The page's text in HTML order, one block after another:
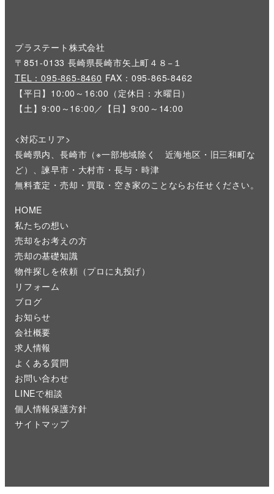
プラステート株式会社
〒851-0133 長崎県長崎市矢上町４８−１
TEL：095-865-8460 FAX：095-865-8462
【平日】10:00～16:00（定休日：水曜日）
【土】9:00～16:00／【日】9:00～14:00
<対応エリア>
長崎県内、長崎市（※一部地域除く 近海地区・旧三和町な
ど）、諫早市・大村市・長与・時津
無料査定・売却・買取・空き家のことならお任せください。
HOME
私たちの想い
売却をお考えの方
売却の基礎知識
物件探しを依頼（プロに丸投げ）
リフォーム
ブログ
お知らせ
会社概要
求人情報
よくある質問
お問い合わせ
LINEで相談
個人情報保護方針
サイトマップ